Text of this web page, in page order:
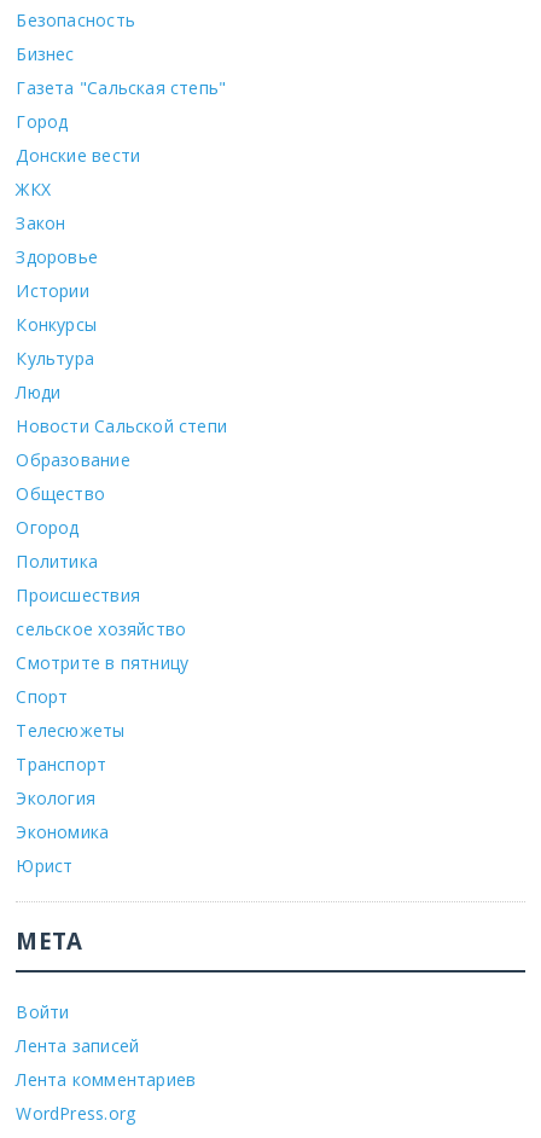
Безопасность
Бизнес
Газета "Сальская степь"
Город
Донские вести
ЖКХ
Закон
Здоровье
Истории
Конкурсы
Культура
Люди
Новости Сальской степи
Образование
Общество
Огород
Политика
Происшествия
сельское хозяйство
Смотрите в пятницу
Спорт
Телесюжеты
Транспорт
Экология
Экономика
Юрист
МЕТА
Войти
Лента записей
Лента комментариев
WordPress.org